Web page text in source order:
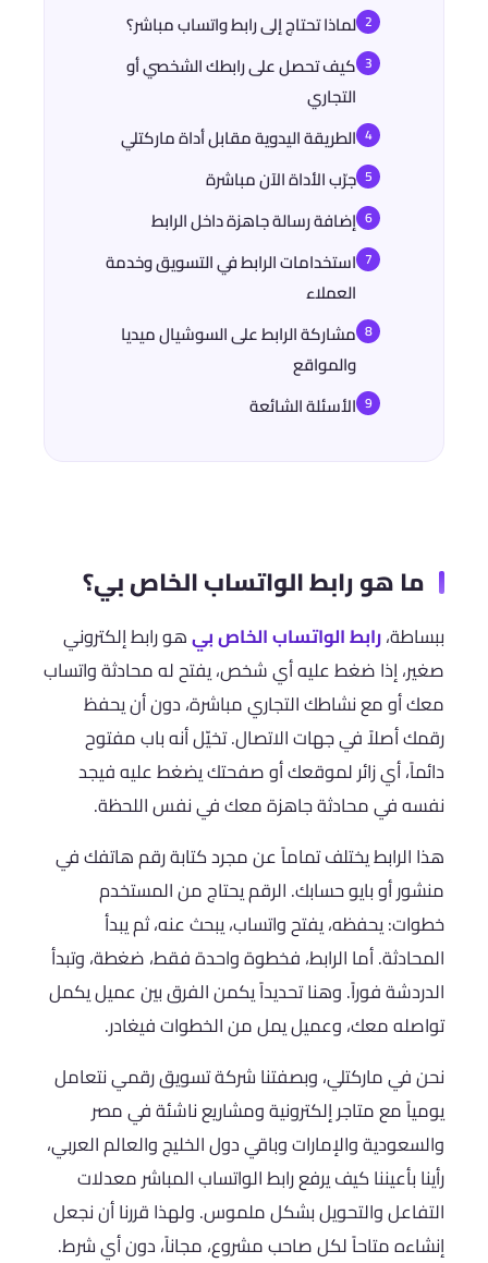
لماذا تحتاج إلى رابط واتساب مباشر؟
كيف تحصل على رابطك الشخصي أو
التجاري
الطريقة اليدوية مقابل أداة ماركتلي
جرّب الأداة الآن مباشرة
إضافة رسالة جاهزة داخل الرابط
استخدامات الرابط في التسويق وخدمة
العملاء
مشاركة الرابط على السوشيال ميديا
والمواقع
الأسئلة الشائعة
ما هو رابط الواتساب الخاص بي؟
ببساطة،رابط الواتساب الخاص بيهو رابط إلكتروني
صغير، إذا ضغط عليه أي شخص، يفتح له محادثة واتساب
معك أو مع نشاطك التجاري مباشرة، دون أن يحفظ
رقمك أصلاً في جهات الاتصال. تخيّل أنه باب مفتوح
دائماً، أي زائر لموقعك أو صفحتك يضغط عليه فيجد
نفسه في محادثة جاهزة معك في نفس اللحظة.
هذا الرابط يختلف تماماً عن مجرد كتابة رقم هاتفك في
منشور أو بايو حسابك. الرقم يحتاج من المستخدم
خطوات: يحفظه، يفتح واتساب، يبحث عنه، ثم يبدأ
المحادثة. أما الرابط، فخطوة واحدة فقط، ضغطة، وتبدأ
الدردشة فوراً. وهنا تحديداً يكمن الفرق بين عميل يكمل
تواصله معك، وعميل يمل من الخطوات فيغادر.
نحن في ماركتلي، وبصفتنا شركة تسويق رقمي نتعامل
يومياً مع متاجر إلكترونية ومشاريع ناشئة في مصر
والسعودية والإمارات وباقي دول الخليج والعالم العربي،
رأينا بأعيننا كيف يرفع رابط الواتساب المباشر معدلات
التفاعل والتحويل بشكل ملموس. ولهذا قررنا أن نجعل
إنشاءه متاحاً لكل صاحب مشروع، مجاناً، دون أي شرط.